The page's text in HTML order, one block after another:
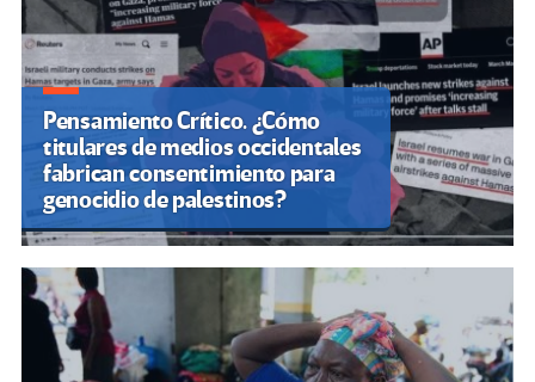
Pensamiento Crítico. ¿Cómo
titulares de medios occidentales
fabrican consentimiento para
genocidio de palestinos?